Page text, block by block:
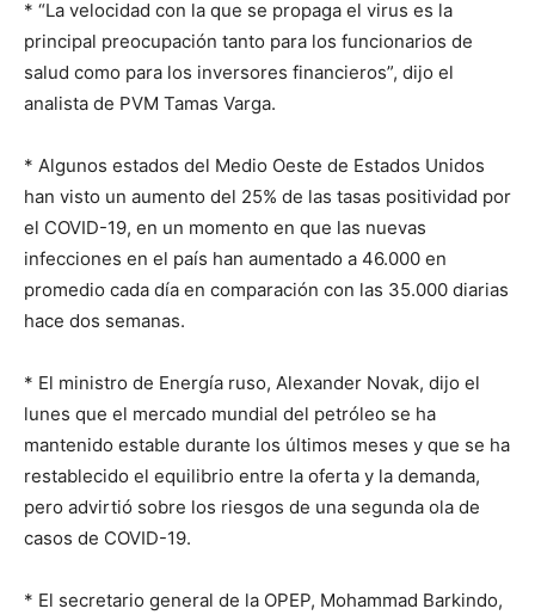
* “La velocidad con la que se propaga el virus es la
principal preocupación tanto para los funcionarios de
salud como para los inversores financieros”, dijo el
analista de PVM Tamas Varga.
* Algunos estados del Medio Oeste de Estados Unidos
han visto un aumento del 25% de las tasas positividad por
el COVID-19, en un momento en que las nuevas
infecciones en el país han aumentado a 46.000 en
promedio cada día en comparación con las 35.000 diarias
hace dos semanas.
* El ministro de Energía ruso, Alexander Novak, dijo el
lunes que el mercado mundial del petróleo se ha
mantenido estable durante los últimos meses y que se ha
restablecido el equilibrio entre la oferta y la demanda,
pero advirtió sobre los riesgos de una segunda ola de
casos de COVID-19.
* El secretario general de la OPEP, Mohammad Barkindo,